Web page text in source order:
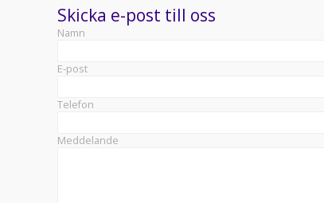
Skicka e-post till oss
Namn
E-post
Telefon
Meddelande